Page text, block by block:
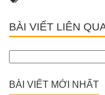
BÀI VIẾT LIÊN
kiếm
BÀI VIẾT MỚI NHẤT